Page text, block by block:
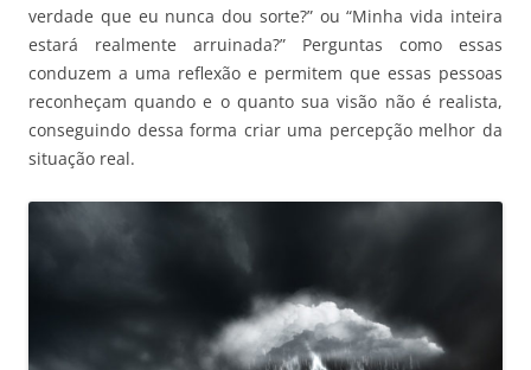
verdade que eu nunca dou sorte?” ou “Minha vida inteira
estará realmente arruinada?” Perguntas como essas
conduzem a uma reflexão e permitem que essas pessoas
reconheçam quando e o quanto sua visão não é realista,
conseguindo dessa forma criar uma percepção melhor da
situação real.